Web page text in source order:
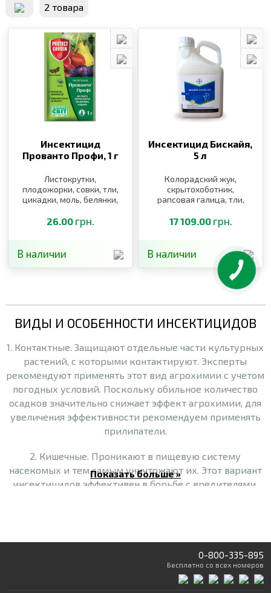
2 товара
Инсектицид
Прованто Профи,1 г
Листокрутки,
плодожорки, совки, тли,
цикадки, моль, белянки,
26.00 грн.
В наличии
Инсектицид Бискайя,
5 л
Колорадский жук,
скрытохоботник,
рапсовая галица, тли,
крестоцветные блошки
17 109.00 грн.
В наличии
ВИДЫ И ОСОБЕННОСТИ ИНСЕКТИЦИДОВ
1. Контактные. Защищают отдельные части культурных
растений, с которыми контактируют. Эксперты
рекомендуют применять этот вид агрохимии с учетом
погодных условий. Поскольку обильное количество
осадков значительно снижает эффект агрохимии, для
увеличения эффективности рекомендуем применять
прилипатели.
2. Кишечные. Проникают в пищевую систему
насекомых и тем самым уничтожают их. Этот вариант
инсектицидов эффективен в борьбе с вредителями,
4. Системные. Перемещаются по сосудистой системе
растения, поэтому насекомые, которые употребляют в
Показать больше »
0-800-335-895
Бесплатно со всех номеров